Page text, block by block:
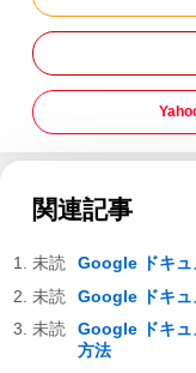
関連記事
Google ドキュ
Google ドキュ
Google ドキュ
方法